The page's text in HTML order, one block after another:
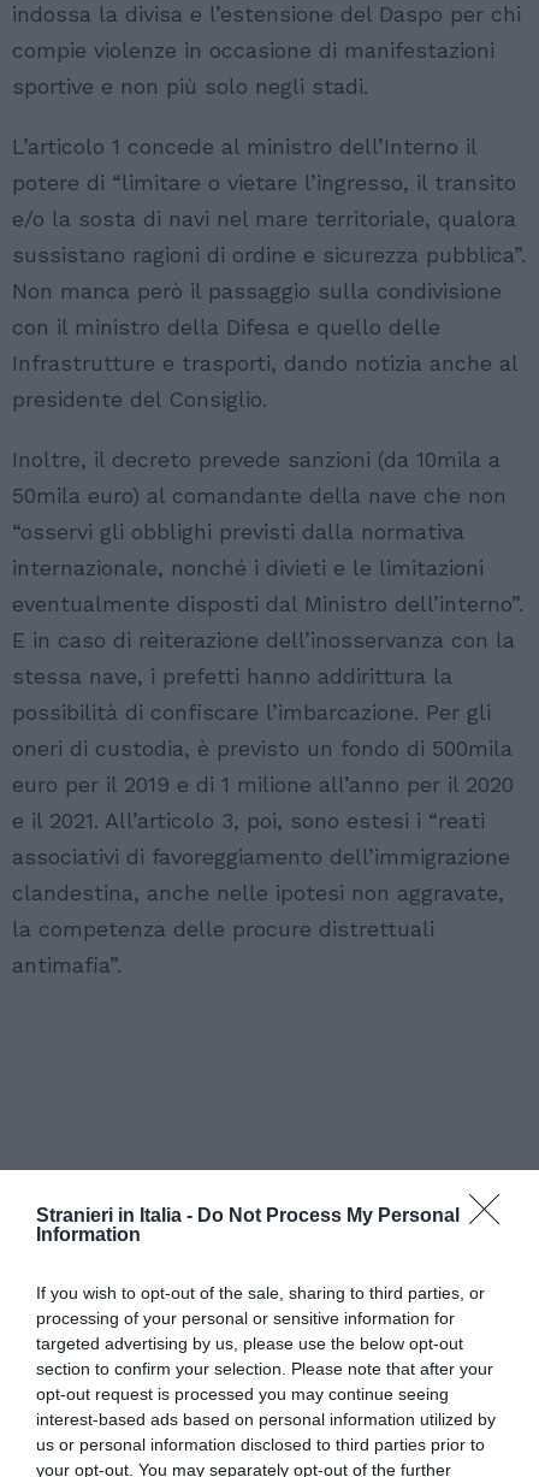
Stranieri in Italia - Do Not Process My Personal
Information
If you wish to opt-out of the sale, sharing to third parties, or
processing of your personal or sensitive information for
targeted advertising by us, please use the below opt-out
section to confirm your selection. Please note that after your
opt-out request is processed you may continue seeing
interest-based ads based on personal information utilized by
us or personal information disclosed to third parties prior to
your opt-out. You may separately opt-out of the further
indossa la divisa e l’estensione del Daspo per chi
compie violenze in occasione di manifestazioni
sportive e non più solo negli stadi.
L’articolo 1 concede al ministro dell’Interno il
potere di “limitare o vietare l’ingresso, il transito
e/o la sosta di navi nel mare territoriale, qualora
sussistano ragioni di ordine e sicurezza pubblica”.
Non manca però il passaggio sulla condivisione
con il ministro della Difesa e quello delle
Infrastrutture e trasporti, dando notizia anche al
presidente del Consiglio.
Inoltre, il decreto prevede sanzioni (da 10mila a
50mila euro) al comandante della nave che non
“osservi gli obblighi previsti dalla normativa
internazionale, nonché i divieti e le limitazioni
eventualmente disposti dal Ministro dell’interno”.
E in caso di reiterazione dell’inosservanza con la
stessa nave, i prefetti hanno addirittura la
possibilità di confiscare l’imbarcazione. Per gli
oneri di custodia, è previsto un fondo di 500mila
euro per il 2019 e di 1 milione all’anno per il 2020
e il 2021. All’articolo 3, poi, sono estesi i “reati
associativi di favoreggiamento dell’immigrazione
clandestina, anche nelle ipotesi non aggravate,
la competenza delle procure distrettuali
antimafia”.